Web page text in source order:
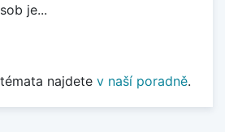
je...
najdete v naší poradně.